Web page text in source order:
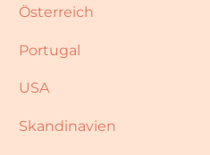
Österreich
Portugal
USA
Skandinavien